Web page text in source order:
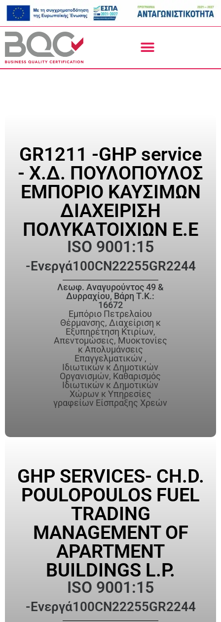
GR1211 -GHP service
- Χ.Δ. ΠΟΥΛΟΠΟΥΛΟΣ
ΕΜΠΟΡΙΟ ΚΑΥΣΙΜΩΝ
ΔΙΑΧΕΙΡΙΣΗ
ΠΟΛΥΚΑΤΟΙΧΙΩΝ Ε.Ε
ISO 9001:15
-Ενεργά100CN22255GR2244
Λεωφ. Αναγυρούντος 49 &
Δυρραχίου, Βάρη Τ.Κ.:
16672
Εμπόριο Πετρελαίου
Θέρμανσης, Διαχείριση κ
Εξυπηρέτηση Κτιρίων,
Απεντομώσεις, Μυοκτονίες
κ Απολυμάνσεις
Επαγγελματικών ,
Ιδιωτικών κ Δημοτικών
Οργανισμών, Καθαρισμός
Ιδιωτικών κ Δημοτικών
Χώρων κ Υπηρεσίες
γραφείων Είσπραξης Χρεών
GHP SERVICES- CH.D.
POULOPOULOS FUEL
TRADING
MANAGEMENT OF
APARTMENT
BUILDINGS L.P.
ISO 9001:15
-Ενεργά100CN22255GR2244